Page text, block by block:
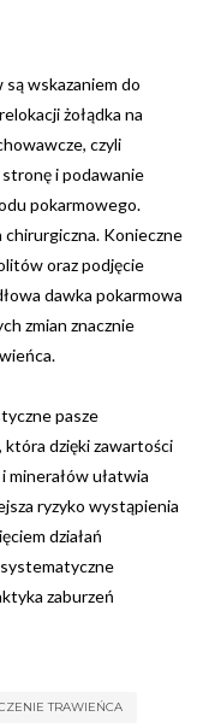
wskazaniem do
żołądka na
czyli
i podawanie
pokarmowego.
Konieczne
oraz podjęcie
dawka pokarmowa
zmian znacznie
pasze
, która dzięki zawartości
minerałów ułatwia
ryzyko wystąpienia
działań
zaburzeń
TRAWIEŃCA